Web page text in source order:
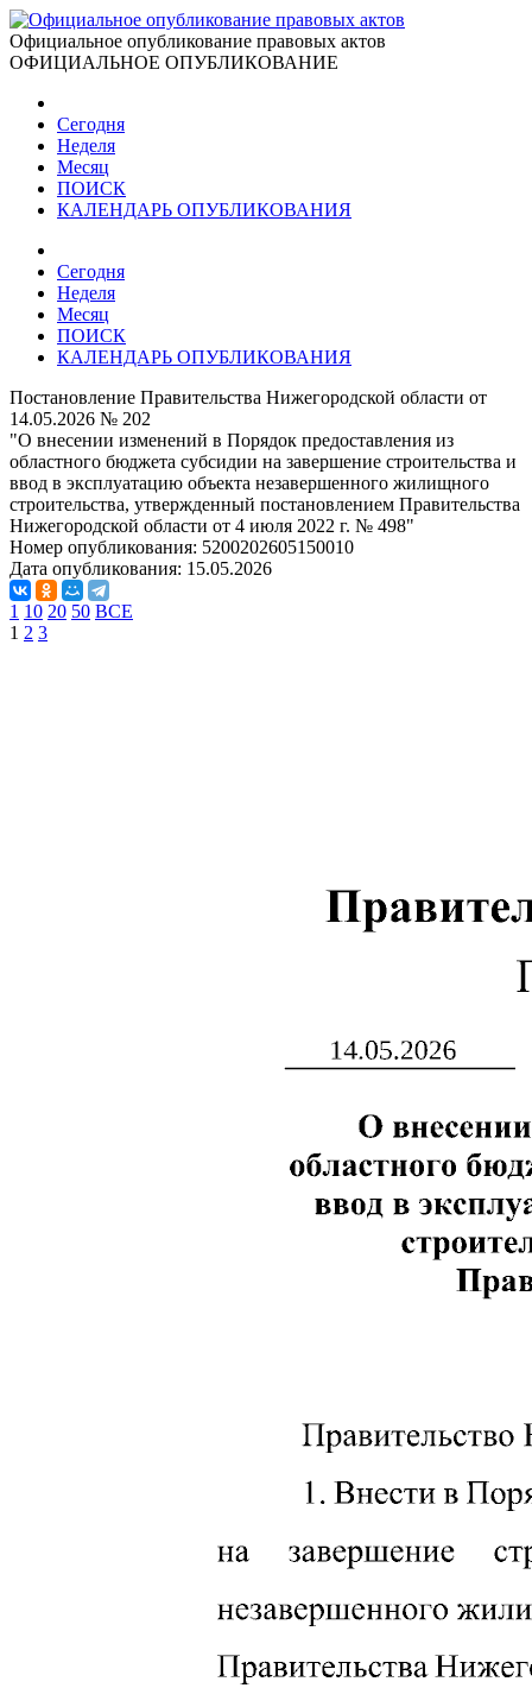
Официальное опубликование правовых актов
ОФИЦИАЛЬНОЕ ОПУБЛИКОВАНИЕ
Сегодня
Неделя
Месяц
ПОИСК
КАЛЕНДАРЬ ОПУБЛИКОВАНИЯ
Сегодня
Неделя
Месяц
ПОИСК
КАЛЕНДАРЬ ОПУБЛИКОВАНИЯ
Постановление Правительства Нижегородской области от
14.05.2026 № 202
"О внесении изменений в Порядок предоставления из
областного бюджета субсидии на завершение строительства и
ввод в эксплуатацию объекта незавершенного жилищного
строительства, утвержденный постановлением Правительства
Нижегородской области от 4 июля 2022 г. № 498"
Номер опубликования: 5200202605150010
Дата опубликования: 15.05.2026
1 10 20 50 ВСЕ
1 2 3